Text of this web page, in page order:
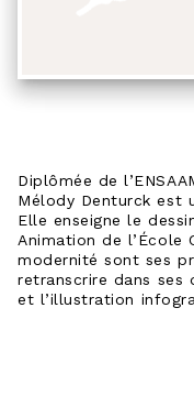
Diplômée de
Mélody Denturck est
Elle enseigne le
Animation de l’École
modernité sont ses
retranscrire dans ses
et l’illustration